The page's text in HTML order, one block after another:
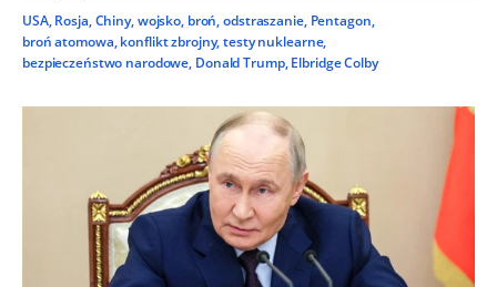
USA, Rosja,Chiny,wojsko, broń,odstraszanie, Pentagon,
broń atomowa, konflikt zbrojny,testy nuklearne,
bezpieczeństwo narodowe, Donald Trump, Elbridge Colby